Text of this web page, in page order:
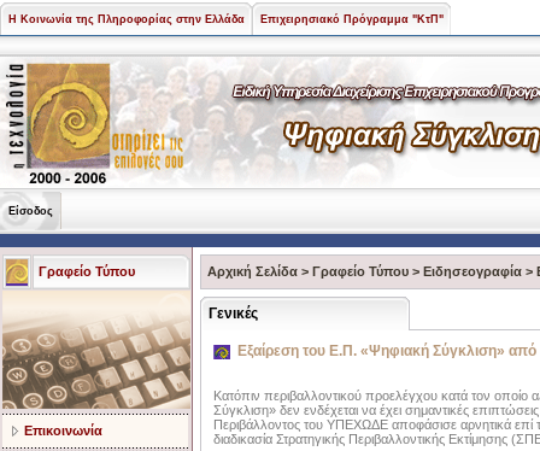
Η Κοινωνία της Πληροφορίας στην Ελλάδα Επιχειρησιακό Πρόγραμμα "ΚτΠ"
Είσοδος
Γραφείο Τύπου
Επικοινωνία
Αρχική Σελίδα > Γραφείο Τύπου > Ειδησεογραφία >
Γενικές
Εξαίρεση του Ε.Π. «Ψηφιακή Σύγκλιση»
Κατόπιν περιβαλλοντικού προελέγχου κατά τον οποίο
Σύγκλιση» δεν ενδέχεται να έχει σημαντικές
Περιβάλλοντος του ΥΠΕΧΩΔΕ αποφάσισε αρνητικά
διαδικασία Στρατηγικής Περιβαλλοντικής Εκτίμησης